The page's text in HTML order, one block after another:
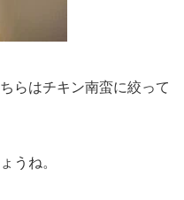
らはチキン南蛮に絞って
うね。